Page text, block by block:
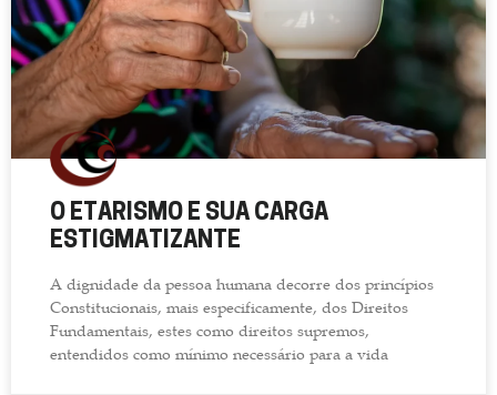
O ETARISMO E SUA CARGA
ESTIGMATIZANTE
A dignidade da pessoa humana decorre dos princípios
Constitucionais, mais especificamente, dos Direitos
Fundamentais, estes como direitos supremos,
entendidos como mínimo necessário para a vida